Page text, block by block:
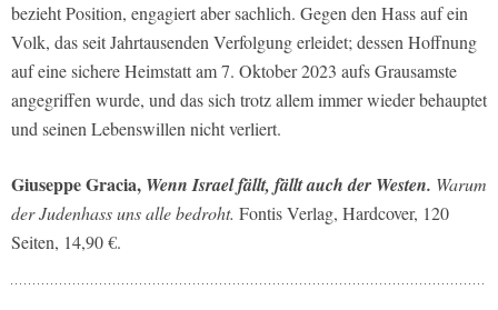
bezieht Position, engagiert aber sachlich. Gegen den Hass auf ein
Volk, das seit Jahrtausenden Verfolgung erleidet; dessen Hoffnung
auf eine sichere Heimstatt am 7. Oktober 2023 aufs Grausamste
angegriffen wurde, und das sich trotz allem immer wieder behauptet
und seinen Lebenswillen nicht verliert.
Giuseppe Gracia, Wenn Israel fällt, fällt auch der Westen. Warum
der Judenhass uns alle bedroht. Fontis Verlag, Hardcover, 120
Seiten, 14,90 €.